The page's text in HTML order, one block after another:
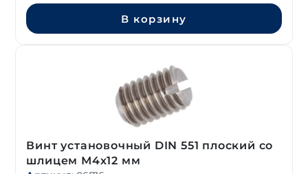
В корзину
Винт установочный DIN 551 плоский со
шлицем М4х12 мм